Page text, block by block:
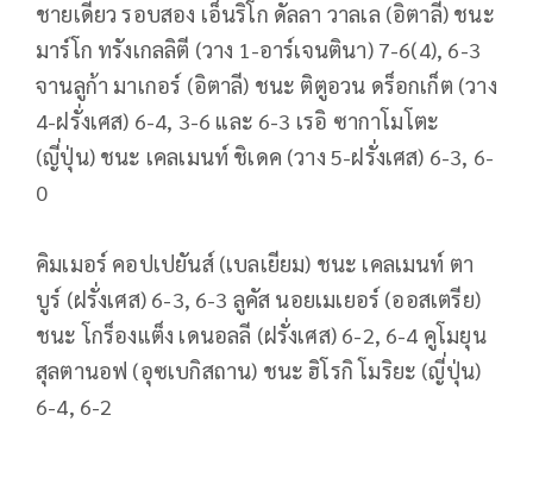
ชายเดี่ยว รอบสอง เอ็นริโก ดัลลา วาลเล (อิตาลี) ชนะ
มาร์โก ทรังเกลลิตี (วาง 1-อาร์เจนตินา) 7-6(4), 6-3
จานลูก้า มาเกอร์ (อิตาลี) ชนะ ติตูอวน ดร็อกเก็ต (วาง
4-ฝรั่งเศส) 6-4, 3-6 และ 6-3 เรอิ ซากาโมโตะ
(ญี่ปุ่น) ชนะ เคลเมนท์ ชิเดค (วาง 5-ฝรั่งเศส) 6-3, 6-
0
คิมเมอร์ คอปเปยันส์ (เบลเยียม) ชนะ เคลเมนท์ ตา
บูร์ (ฝรั่งเศส) 6-3, 6-3 ลูคัส นอยเมเยอร์ (ออสเตรีย)
ชนะ โกร็องแต็ง เดนอลลี (ฝรั่งเศส) 6-2, 6-4 คูโมยุน
สุลตานอฟ (อุซเบกิสถาน) ชนะ ฮิโรกิ โมริยะ (ญี่ปุ่น)
6-4, 6-2